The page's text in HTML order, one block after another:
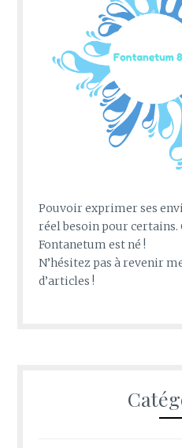
Pouvoir exprimer ses
réel besoin pour certains.
Fontanetum est né !
N’hésitez pas à revenir
d’articles !